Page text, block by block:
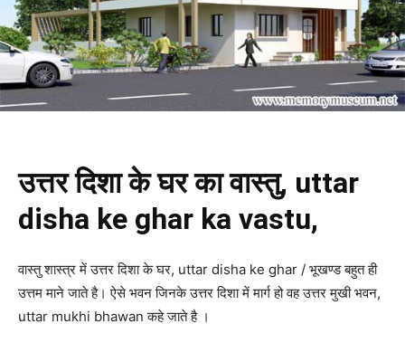
उत्तर दिशा के घर का वास्तु, uttar
disha ke ghar ka vastu,
वास्तु शास्त्र में उत्तर दिशा के घर, uttar disha ke ghar / भूखण्ड बहुत ही
उत्तम माने जाते है। ऐसे भवन जिनके उत्तर दिशा में मार्ग हो वह उत्तर मुखी भवन,
uttar mukhi bhawan कहे जाते है ।